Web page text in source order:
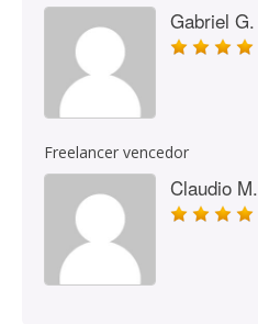
Gabriel G.
Freelancer vencedor
Claudio M.